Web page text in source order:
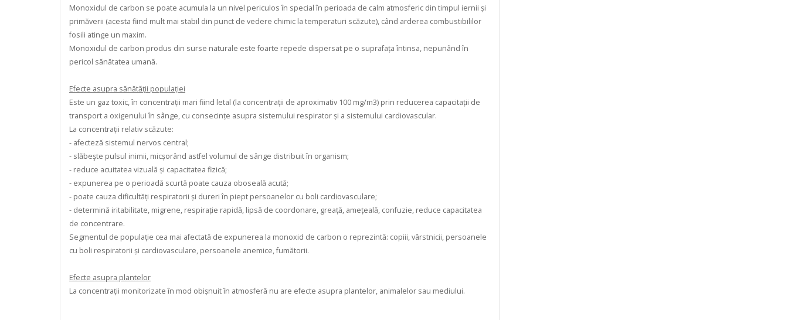
Monoxidul de carbon se poate acumula la un nivel periculos în special în perioada de calm atmosferic din timpul iernii și
primăverii (acesta fiind mult mai stabil din punct de vedere chimic la temperaturi scăzute), când arderea combustibililor
fosili atinge un maxim.
Monoxidul de carbon produs din surse naturale este foarte repede dispersat pe o suprafața întinsa, nepunând în
pericol sănătatea umană.
Efecte asupra sănătăţii populației
Este un gaz toxic, în concentrații mari fiind letal (la concentrații de aproximativ 100 mg/m3) prin reducerea capacitații de
transport a oxigenului în sânge, cu consecințe asupra sistemului respirator și a sistemului cardiovascular.
La concentrații relativ scăzute:
- afecteză sistemul nervos central;
- slăbeşte pulsul inimii, micșorând astfel volumul de sânge distribuit în organism;
- reduce acuitatea vizuală și capacitatea fizică;
- expunerea pe o perioadă scurtă poate cauza oboseală acută;
- poate cauza dificultăți respiratorii și dureri în piept persoanelor cu boli cardiovasculare;
- determină iritabilitate, migrene, respirație rapidă, lipsă de coordonare, greață, amețeală, confuzie, reduce capacitatea
de concentrare.
Segmentul de populație cea mai afectată de expunerea la monoxid de carbon o reprezintă: copiii, vârstnicii, persoanele
cu boli respiratorii și cardiovasculare, persoanele anemice, fumătorii.
Efecte asupra plantelor
La concentrații monitorizate în mod obișnuit în atmosferă nu are efecte asupra plantelor, animalelor sau mediului.